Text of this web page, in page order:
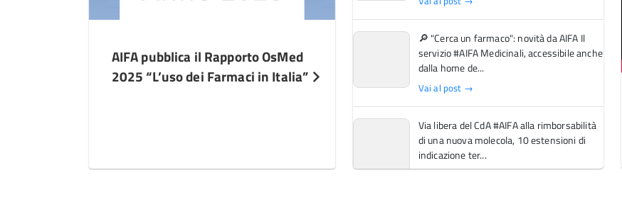
AIFA pubblica il Rapporto OsMed
2025 “L’uso dei Farmaci in Italia”
🔎 "Cerca un farmaco": novità da AIFA Il
servizio #AIFA Medicinali, accessibile anche
dalla home de...
Vai al post →
Via libera del CdA #AIFA alla rimborsabilità
di una nuova molecola, 10 estensioni di
indicazione ter...